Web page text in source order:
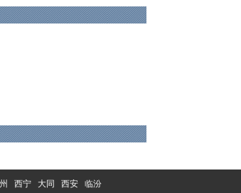
西宁 大同 西安 临汾